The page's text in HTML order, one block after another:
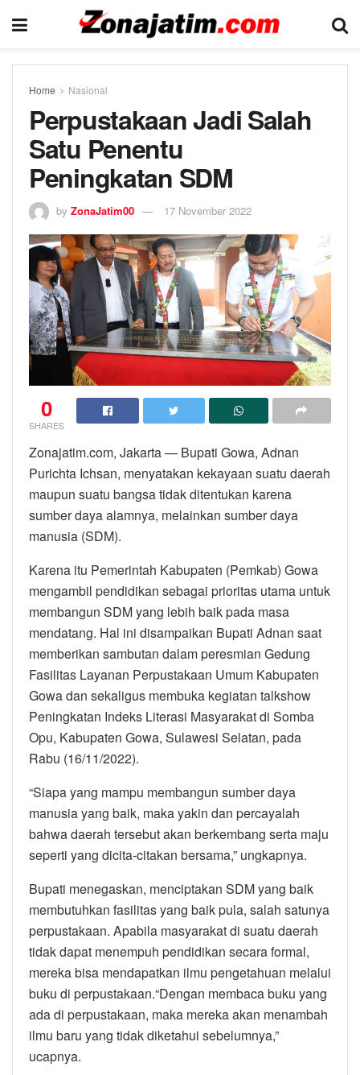
Home Nasional
Perpustakaan Jadi Salah
Satu Penentu
Peningkatan SDM
by ZonaJatim00 17 November 2022
0
SHARES
Zonajatim.com, Jakarta — Bupati Gowa, Adnan
Purichta Ichsan, menyatakan kekayaan suatu daerah
maupun suatu bangsa tidak ditentukan karena
sumber daya alamnya, melainkan sumber daya
manusia (SDM).
Karena itu Pemerintah Kabupaten (Pemkab) Gowa
mengambil pendidikan sebagai prioritas utama untuk
membangun SDM yang lebih baik pada masa
mendatang. Hal ini disampaikan Bupati Adnan saat
memberikan sambutan dalam peresmian Gedung
Fasilitas Layanan Perpustakaan Umum Kabupaten
Gowa dan sekaligus membuka kegiatan talkshow
Peningkatan Indeks Literasi Masyarakat di Somba
Opu, Kabupaten Gowa, Sulawesi Selatan, pada
Rabu (16/11/2022).
“Siapa yang mampu membangun sumber daya
manusia yang baik, maka yakin dan percayalah
bahwa daerah tersebut akan berkembang serta maju
seperti yang dicita-citakan bersama,” ungkapnya.
Bupati menegaskan, menciptakan SDM yang baik
membutuhkan fasilitas yang baik pula, salah satunya
perpustakaan. Apabila masyarakat di suatu daerah
tidak dapat menempuh pendidikan secara formal,
mereka bisa mendapatkan ilmu pengetahuan melalui
buku di perpustakaan.“Dengan membaca buku yang
ada di perpustakaan, maka mereka akan menambah
ilmu baru yang tidak diketahui sebelumnya,”
ucapnya.